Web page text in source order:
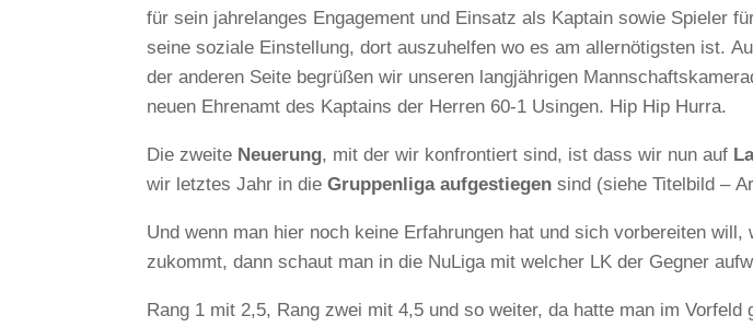
für sein jahrelanges Engagement und Einsatz als Kaptain sowie Spieler
seine soziale Einstellung, dort auszuhelfen wo es am allernötigsten ist.
der anderen Seite begrüßen wir unseren langjährigen
neuen Ehrenamt des Kaptains der Herren 60-1 Usingen. Hip Hip Hurra.
Die zweite Neuerung, mit der wir konfrontiert sind, ist dass wir nun auf
wir letztes Jahr in dieGruppenliga aufgestiegen sind (siehe Titelbild –
Und wenn man hier noch keine Erfahrungen hat und sich vorbereiten will,
zukommt, dann schaut man in die NuLiga mit welcher LK der Gegner
Rang 1 mit 2,5, Rang zwei mit 4,5 und so weiter, da hatte man im Vorfeld